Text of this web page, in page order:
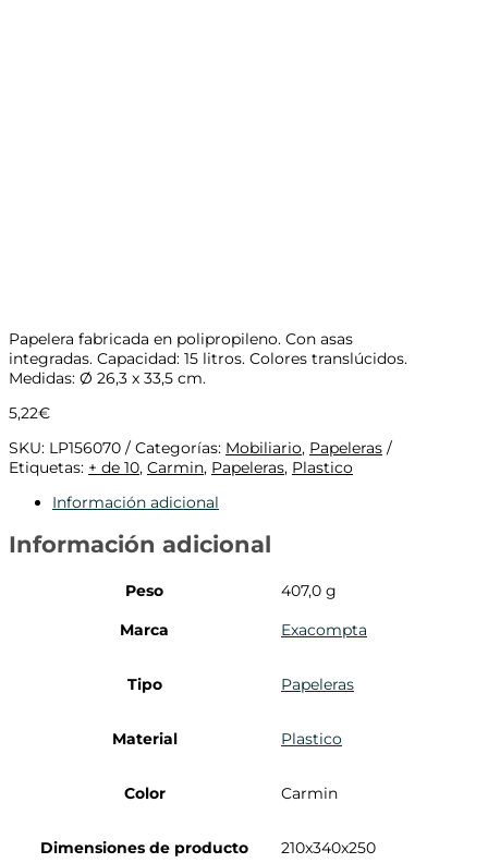
Papelera fabricada en polipropileno. Con asas
integradas. Capacidad: 15 litros. Colores translúcidos.
Medidas: Ø 26,3 x 33,5 cm.
5,22€
SKU: LP156070 Categorías: Mobiliario, Papeleras
Etiquetas: + de 10, Carmin, Papeleras, Plastico
Información adicional
Información adicional
Peso
407,0 g
Marca
Exacompta
Tipo Papeleras
Material Plastico
Color Carmin
Dimensiones de producto 210x340x250